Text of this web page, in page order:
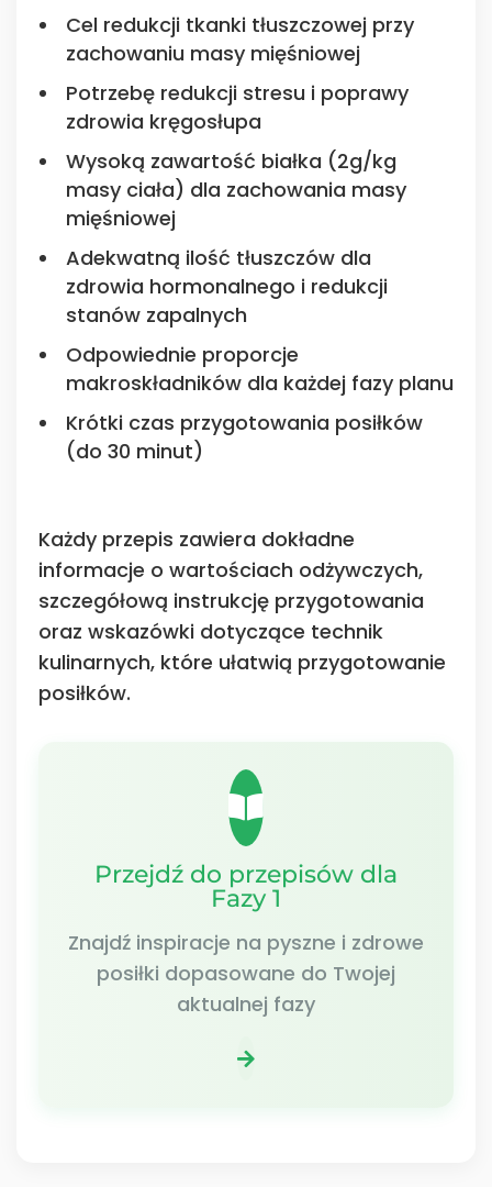
Cel redukcji tkanki tłuszczowej przy
zachowaniu masy mięśniowej
Potrzebę redukcji stresu i poprawy
zdrowia kręgosłupa
Wysoką zawartość białka (2g/kg
masy ciała) dla zachowania masy
mięśniowej
Adekwatną ilość tłuszczów dla
zdrowia hormonalnego i redukcji
stanów zapalnych
Odpowiednie proporcje
makroskładników dla każdej fazy planu
Krótki czas przygotowania posiłków
(do 30 minut)
Każdy przepis zawiera dokładne
informacje o wartościach odżywczych,
szczegółową instrukcję przygotowania
oraz wskazówki dotyczące technik
kulinarnych, które ułatwią przygotowanie
posiłków.
Przejdź do przepisów dla
Fazy 1
Znajdź inspiracje na pyszne i zdrowe
posiłki dopasowane do Twojej
aktualnej fazy